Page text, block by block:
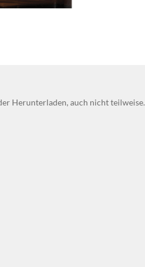
Herunterladen, auch nicht teilweise.